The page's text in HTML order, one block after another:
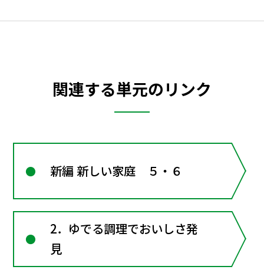
関連する単元のリンク
新編 新しい家庭 ５・６
2．ゆでる調理でおいしさ発
見